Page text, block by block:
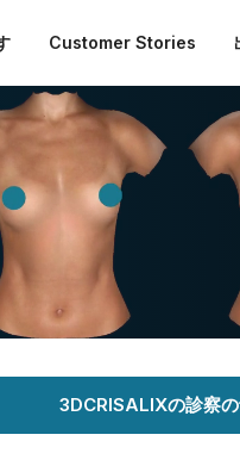
Customer Stories
3DCRISALIXの診察